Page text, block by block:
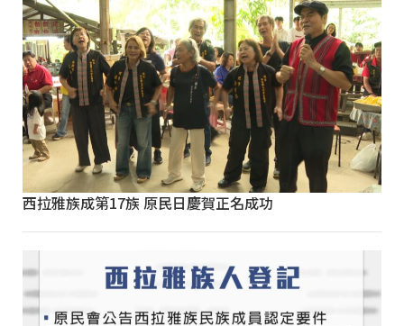
西拉雅族成第17族 原民日慶賀正名成功